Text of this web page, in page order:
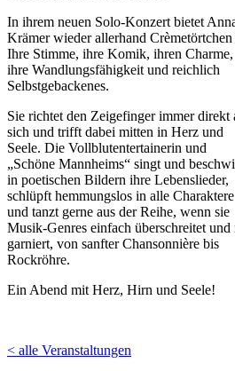
In ihrem neuen Solo-Konzert bietet
Krämer wieder allerhand Crèmetörtchen
Ihre Stimme, ihre Komik, ihren Charme,
ihre Wandlungsfähigkeit und reichlich
Selbstgebackenes.
Sie richtet den Zeigefinger immer direkt
sich und trifft dabei mitten in Herz und
Seele. Die Vollblutentertainerin und
„Schöne Mannheims“ singt und
in poetischen Bildern ihre Lebenslieder,
schlüpft hemmungslos in alle Charaktere
und tanzt gerne aus der Reihe, wenn sie
Musik-Genres einfach überschreitet und
garniert, von sanfter Chansonnière bis
Rockröhre.
Ein Abend mit Herz, Hirn und Seele!
< alle Veranstaltungen